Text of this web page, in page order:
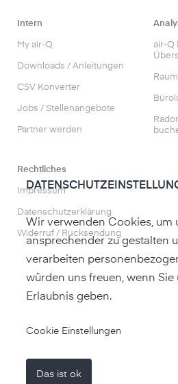
Intern
My air-Q
Downloads / Anleitungen
CSV Konverter
Jobs / Stellenangebote
Partner werden
air-Q
Rechtliches
Impressum
Datenschutzerklärung
Widerruf / Rücksendung
Wir verwenden Cookies, um
ansprechender zu gestalten
verarbeiten
würden uns freuen, wenn Sie
Erlaubnis geben.
Cookie Einstellungen
Das ist ok